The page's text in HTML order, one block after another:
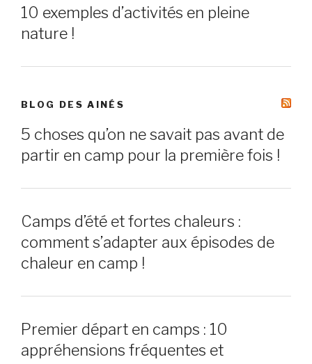
10 exemples d’activités en pleine
nature !
BLOG DES AINÉS
5 choses qu’on ne savait pas avant de
partir en camp pour la première fois !
Camps d’été et fortes chaleurs :
comment s’adapter aux épisodes de
chaleur en camp !
Premier départ en camps : 10
appréhensions fréquentes et